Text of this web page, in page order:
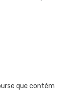
que contém